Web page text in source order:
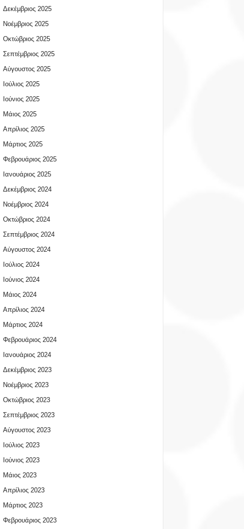
Δεκέμβριος 2025
Νοέμβριος 2025
Οκτώβριος 2025
Σεπτέμβριος 2025
Αύγουστος 2025
Ιούλιος 2025
Ιούνιος 2025
Μάιος 2025
Απρίλιος 2025
Μάρτιος 2025
Φεβρουάριος 2025
Ιανουάριος 2025
Δεκέμβριος 2024
Νοέμβριος 2024
Οκτώβριος 2024
Σεπτέμβριος 2024
Αύγουστος 2024
Ιούλιος 2024
Ιούνιος 2024
Μάιος 2024
Απρίλιος 2024
Μάρτιος 2024
Φεβρουάριος 2024
Ιανουάριος 2024
Δεκέμβριος 2023
Νοέμβριος 2023
Οκτώβριος 2023
Σεπτέμβριος 2023
Αύγουστος 2023
Ιούλιος 2023
Ιούνιος 2023
Μάιος 2023
Απρίλιος 2023
Μάρτιος 2023
Φεβρουάριος 2023